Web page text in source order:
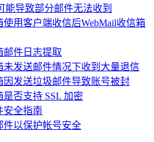
能导致部分邮件无法收到
使用客户端收信后WebMail收信箱
邮件日志提取
未发送邮件情况下收到大量退信
因发送垃圾邮件导致账号被封
是否支持 SSL 加密
安全指南
件以保护帐号安全